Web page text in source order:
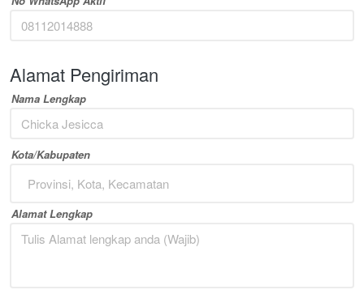
Alamat Pengiriman
Nama Lengkap
Kota/Kabupaten
Provinsi, Kota, Kecamatan
Alamat Lengkap